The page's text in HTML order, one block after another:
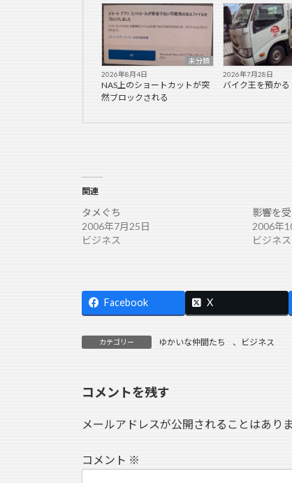
未分類
2026年8月4日
NAS上のショートカットが突
然ブロックされる
2026年7月28日
バイク王を預かる
関連
タメぐち
2006年7月25日
ビジネス
影響を
2006年
ビジネス
Facebook X
カテゴリー ゆかいな仲間たち 、ビジネス
コメントを残す
メールアドレスが公開されることはあり
コメント※